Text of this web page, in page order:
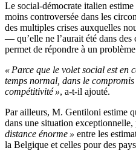
Le social-démocrate italien
moins controversée dans les
des multiples crises auxquelles
— qu’elle ne l’aurait été dans des
permet de répondre à un
« Parce que le volet social est en
temps normal, dans le
compétitivité », a-t-il ajouté.
Par ailleurs, M. Gentiloni estime
dans une situation exceptionnelle,
distance énorme » entre les
la Belgique et celles pour des